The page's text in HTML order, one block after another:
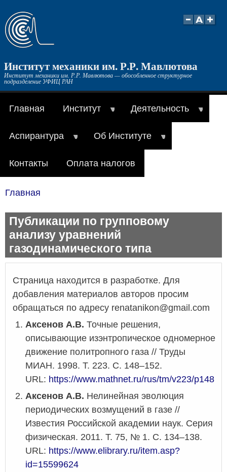
Перейти
основному
Институт механики им. Р.Р. Мавлютова
Институт механики им. Р.Р. Мавлютова — обособленное структурное
подразделение УФИЦ РАН
Главная Институт Деятельность
Аспирантура Об Институте
Контакты Оплата налогов
навигации
Главная
Публикации по групповому
анализу уравнений
газодинамического типа
Страница находится в разработке. Для
добавления материалов авторов просим
обращаться по адресу renatanikon@gmail.com
Аксенов А.В. Точные решения,
описывающие изэнтропическое одномерное
движение политропного газа // Труды
МИАН. 1998. Т. 223. С. 148–152.
URL: https://www.mathnet.ru/rus/tm/v223/p148
Аксенов А.В. Нелинейная эволюция
периодических возмущений в газе //
Известия Российской академии наук. Серия
физическая. 2011. Т. 75, № 1. С. 134–138.
URL: https://www.elibrary.ru/item.asp?
id=15599624